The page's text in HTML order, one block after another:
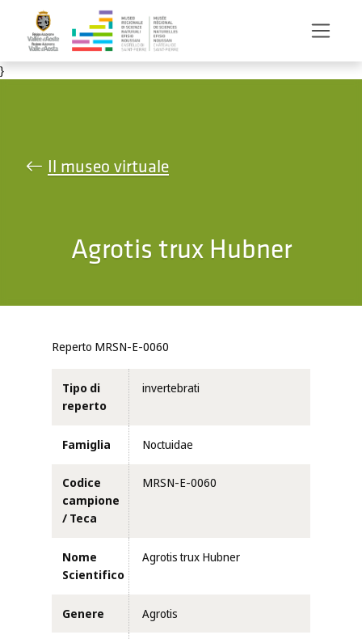
Salta al contenuto principale
}
Il museo virtuale
Agrotis trux Hubner
Reperto MRSN-E-0060
Tipo di
reperto
invertebrati
Famiglia Noctuidae
Codice
campione
/ Teca
MRSN-E-0060
Nome
Scientifico
Agrotis trux Hubner
Genere Agrotis